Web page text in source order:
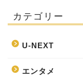
カテゴリー
U-NEXT
エンタメ